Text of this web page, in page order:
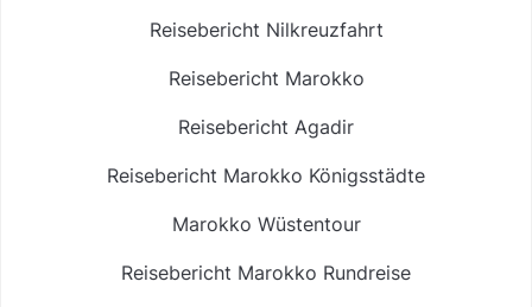
Reisebericht Nilkreuzfahrt
Reisebericht Marokko
Reisebericht Agadir
Reisebericht Marokko Königsstädte
Marokko Wüstentour
Reisebericht Marokko Rundreise